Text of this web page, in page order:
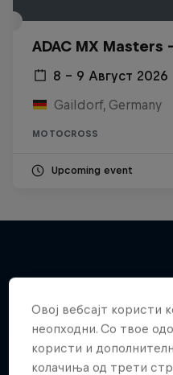
ADAC MX Masters
8 – 9 Август 2026
Gaildorf, Germany
MOTOCROSS
Upcoming event
Овој вебсајт користи
неопходни. Со твое
користи и
колачиња од трети